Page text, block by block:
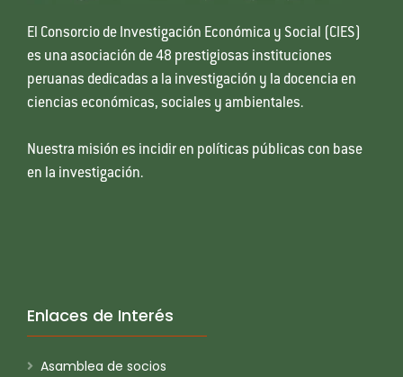
El Consorcio de Investigación Económica y Social (CIES)
es una asociación de 48 prestigiosas instituciones
peruanas dedicadas a la investigación y la docencia en
ciencias económicas, sociales y ambientales.
Nuestra misión es incidir en políticas públicas con base
en la investigación.
Enlaces de Interés
Asamblea de socios